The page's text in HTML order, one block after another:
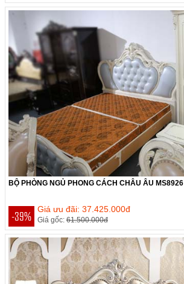
BỘ PHÒNG NGỦ PHONG CÁCH CHÂU ÂU MS8926
-39% Giá ưu đãi: 37.425.000đ
Giá gốc: 61.500.000đ